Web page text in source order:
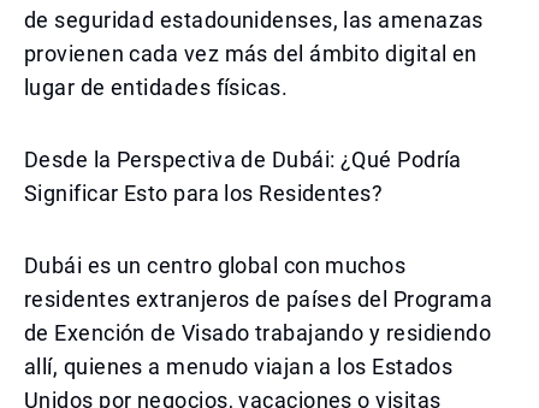
de seguridad estadounidenses, las amenazas
provienen cada vez más del ámbito digital en
lugar de entidades físicas.
Desde la Perspectiva de Dubái: ¿Qué Podría
Significar Esto para los Residentes?
Dubái es un centro global con muchos
residentes extranjeros de países del Programa
de Exención de Visado trabajando y residiendo
allí, quienes a menudo viajan a los Estados
Unidos por negocios, vacaciones o visitas